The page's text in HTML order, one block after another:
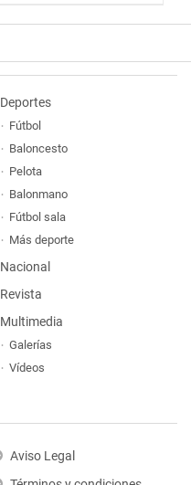
Deportes
Fútbol
Baloncesto
Pelota
Balonmano
Fútbol sala
Más deporte
Nacional
Revista
Multimedia
Galerías
Vídeos
Aviso Legal